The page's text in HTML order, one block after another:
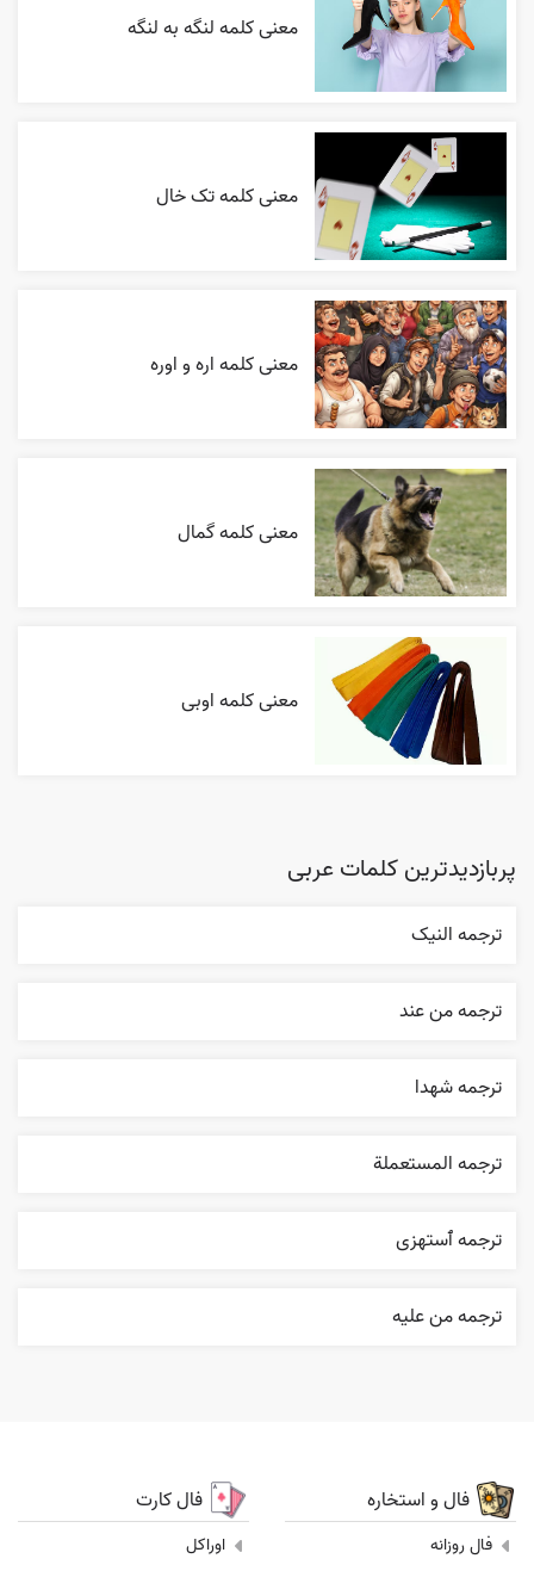
معنی کلمه لنگه به لنگه
معنی کلمه تک خال
معنی کلمه اره و اوره
معنی کلمه گمال
معنی کلمه اوبی
پربازدیدترین کلمات عربی
ترجمه النیک
ترجمه من عند
ترجمه شهدا
ترجمه المستعملة
ترجمه ٱستهزی
ترجمه من عليه
فال و استخاره
فال روزانه
فال کارت
اوراکل